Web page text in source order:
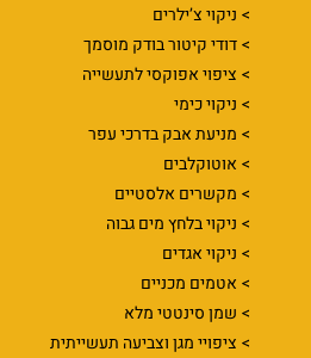
ניקוי צ’ילרים
דודי קיטור בודק מוסמך
ציפוי אפוקסי לתעשייה
ניקוי כימי
מניעת אבק בדרכי עפר
אוטוקלבים
מקשרים אלסטיים
ניקוי בלחץ מים גבוה
ניקוי אגדים
אטמים מכניים
שמן סינטטי מלא
ציפויי מגן וצביעה תעשייתית